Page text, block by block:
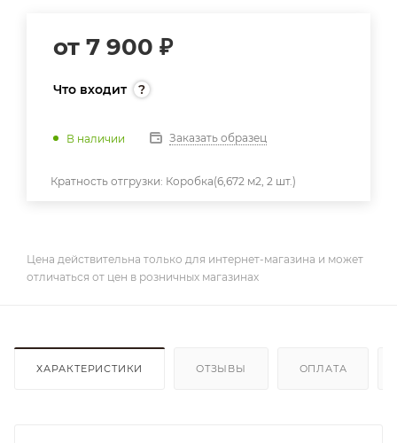
от 7 900 ₽
Что входит
В наличии Заказать образец
Кратность отгрузки: Коробка(6,672 м2, 2 шт.)
Цена действительна только для интернет-магазина и может
отличаться от цен в розничных магазинах
ХАРАКТЕРИСТИКИ ОТЗЫВЫ ОПЛАТА